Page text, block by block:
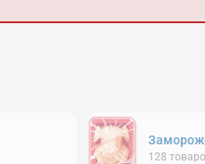
128